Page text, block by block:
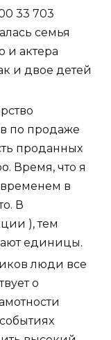
33 703
семья
и актера
и двое детей
по продаже
проданных
Время, что я
в
В
), тем
единицы.
люди все
о